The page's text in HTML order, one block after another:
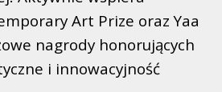
Art Prize oraz Yaa
nagrody honorujących
i innowacyjność